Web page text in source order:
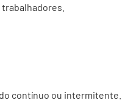
contínuo ou intermitente.